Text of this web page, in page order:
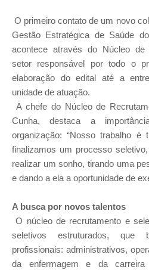
O primeiro contato de um novo
Gestão Estratégica de Saúde
acontece através do Núcleo de
setor responsável por todo o
elaboração do edital até a
unidade de atuação.
A chefe do Núcleo de
Cunha, destaca a
organização: “Nosso trabalho é
finalizamos um processo
realizar um sonho, tirando uma
e dando a ela a oportunidade de
A busca por novos talentos
O núcleo de recrutamento e
seletivos estruturados, que
profissionais: administrativos,
da enfermagem e da